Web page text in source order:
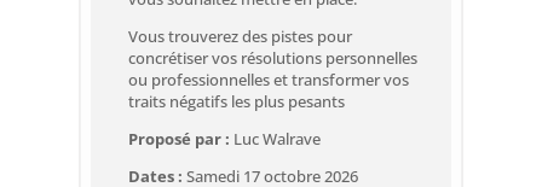
Vous trouverez des pistes pour
concrétiser vos résolutions personnelles
ou professionnelles et transformer vos
traits négatifs les plus pesants
Proposé par : Luc Walrave
Dates : Samedi 17 octobre 2026